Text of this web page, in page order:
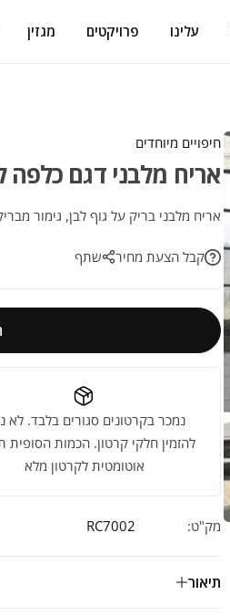
עלינו פרויקטים מגזין
חיפויים מיוחדים
אריח מלבני דגם כלפה לבן
אריח מלבני בריק על גוף לבן, גימור
קבל הצעת מחיר שתף
נמכר בקרטונים סגורים בלבד. לא
להזמין חלקי קרטון. הכמות הסופית
אוטומטית לקרטון מלא
מק"ט: RC7002
תיאור